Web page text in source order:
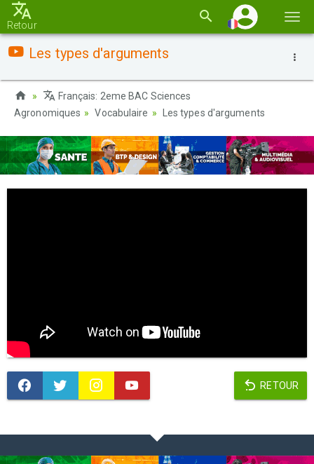
la
Retour
Les types d'arguments
Français: 2eme BAC Sciences
Agronomiques
Vocabulaire Les types d'arguments
RETOUR